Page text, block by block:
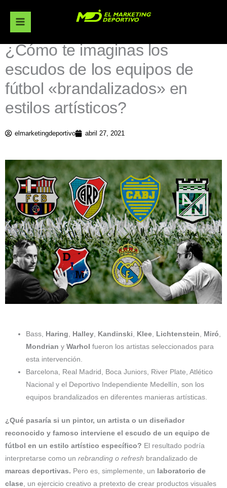
contenido
¿Cómo te imaginas los
escudos de los equipos de
fútbol «brandalizados» en
estilos artísticos?
elmarketingdeportivo abril 27, 2021
Bass, Haring, Halley, Kandinski, Klee, Lichtenstein, Miró,
Mondrian yWarhol fueron los artistas seleccionados para
esta intervención.
Barcelona, Real Madrid, Boca Juniors, River Plate, Atlético
Nacional y el Deportivo Independiente Medellín, son los
equipos brandalizados en diferentes manieras artísticas.
¿Qué pasaría si un pintor, un artista o un diseñador
reconocido y famoso interviene el escudo de un equipo de
fútbol en un estilo artístico específico? El resultado podría
interpretarse como un rebranding o refresh brandalizado de
marcas deportivas. Pero es, simplemente, un laboratorio de
clase , un ejercicio creativo a pretexto de crear productos visuales